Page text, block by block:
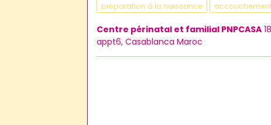
préparation à la naissance
Centre périnatal et familial PNPCASA
appt6, Casablanca Maroc